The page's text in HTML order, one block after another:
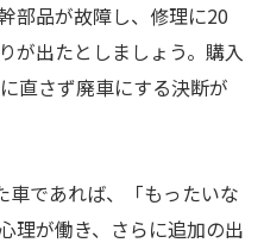
部品が故障し、修理に20
が出たとしましょう。購入
直さず廃車にする決断が
車であれば、「もったいな
理が働き、さらに追加の出